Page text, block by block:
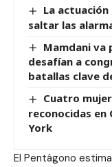
La actuación
saltar las
Mamdani va
desafían a
batallas clave
Cuatro
reconocidas en
York
El Pentágono